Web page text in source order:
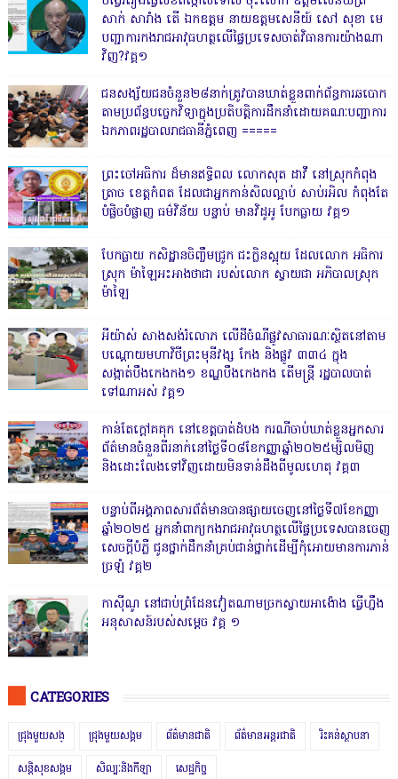
សាក់ សារាំង តើ ឯកឧត្តម នាយឧត្តមសេនីយ៍ សៅ សុខា មេ
បញ្ជាការកងរាជអាវុធហត្ថលើផ្ទៃប្រទេសចាត់វិធានការយ៉ាងណា
វិញ?វគ្គ១
ជនសង្ស័យជនចំនួន២៨នាក់ត្រូវបានឃាត់ខ្លួនពាក់ព័ន្ធការឆបោក
តាមប្រព័ន្ធបច្ចេកវិទ្យាក្នុងប្រតិបត្តិការដឹកនាំដោយគណៈបញ្ជាការ
ឯកភាពរដ្ឋបាលរាជធានីភ្នំពេញ ‎=====
ព្រះចៅអធិការ ដ៏មានឥទ្ធិពល លោកសុត ដាវី នៅស្រុកកំពុង
ត្រាច ខេត្តកំពត ដែលជាអ្នកកាន់សិលល្អាប់ សាប់រអិល កំពុងតែ
បំផ្លិចបំផ្លាញ ធម៌វិន័យ បន្ទាប់ មានវិដូអូ បែកធ្លាយ វគ្គ១
បែកធ្លាយ កសិដ្ឋានចិញ្ចឹមជ្រូក ជះក្លិនស្អុយ ដែលលោក អធិការ
ស្រុក ម៉ាឡៃអះអាងថាជា របស់លោក ស្វាយជា អភិបាលស្រុក
ម៉ាឡៃ
អីយ៉ាស់ សាងសង់រំលោភ លើដីចំណីផ្លូវសាធារណៈស្ថិតនៅតាម
បណ្ដោយមហាវិថីព្រះមុនីវង្ស កែង និងផ្លូវ ៣៣៤ ក្នុង
សង្កាត់បឹងកេងកង១ ខណ្ឌបឹងកេងកង តើមន្ត្រី រដ្ឋបាលបាត់
ទៅណាអស់ វគ្គ១
កាន់តែក្តៅគគុក នៅខេត្តបាត់ដំបង ករណីចាប់ឃាត់ខ្លួនអ្នកសារ
ព័ត៌មានចំនួនពីរនាក់នៅថ្ងៃទី០៨ខែកញ្ញាឆ្នាំ២០២៥ម្សិលមិញ
និងដោះលែងទៅវិញដោយមិនទាន់ដឹងពីមូលហេតុ វគ្គ៣
បន្ទាប់ពីអង្គភាពសារព័ត៌មានបានផ្សាយចេញនៅថ្ងៃទី៧ខែកញ្ញា
ឆ្នាំ២០២៥ អ្នកនាំពាក្យកងរាជអាវុធហត្ថលើផ្ទៃប្រទេសបានចេញ
សេចក្តីបំភ្លឺ ជូនថ្នាក់ដឹកនាំគ្រប់ជាន់ថ្នាក់ដើម្បីកុំអោយមានការភាន់
ច្រឡំ វគ្គ២
កាសុីណូ នៅជាប់ព្រំដែនវៀតណាមច្រកស្វាយអាង៉ោង ធ្វើហ្នឹង
អនុសាសន៍របស់សម្ដេច វគ្គ ១
CATEGORIES
ជ្រុងមួយសង្ ជ្រុងមួយសង្គម ព័ត៌មានជាតិ ព័ត៌មានអន្តរជាតិ រិះគន់ស្ថាបនា
សន្តិសុខសង្គម សិល្បៈនិងកីឡា សេដ្ឋកិច្ច